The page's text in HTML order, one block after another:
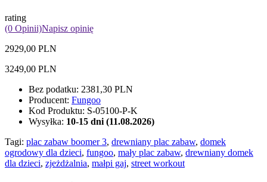
rating
(0 Opinii)Napisz opinię
2929,00 PLN
3249,00 PLN
Bez podatku: 2381,30 PLN
Producent: Fungoo
Kod Produktu: S-05100-P-K
Wysyłka: 10-15 dni (11.08.2026)
Tagi: plac zabaw boomer 3, drewniany plac zabaw, domek
ogrodowy dla dzieci, fungoo, mały plac zabaw, drewniany domek
dla dzieci, zjeżdżalnia, małpi gaj, street workout